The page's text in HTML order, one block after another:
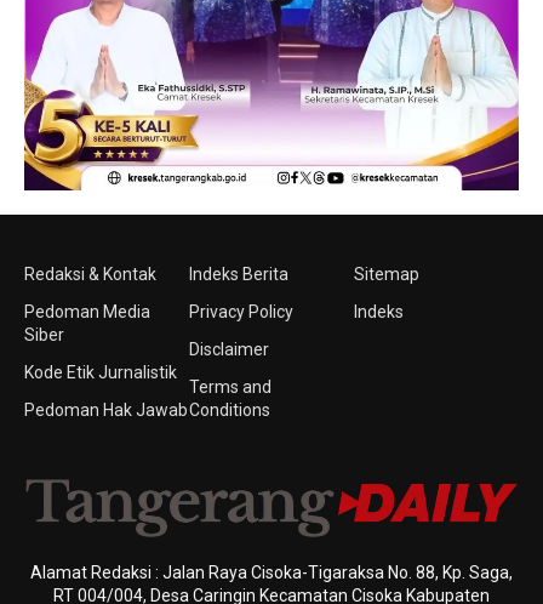
Redaksi & Kontak
Pedoman Media
Siber
Kode Etik Jurnalistik
Pedoman Hak Jawab
Indeks Berita
Privacy Policy
Disclaimer
Terms and
Conditions
Sitemap
Indeks
Alamat Redaksi : Jalan Raya Cisoka-Tigaraksa No. 88, Kp. Saga,
RT 004/004, Desa Caringin Kecamatan Cisoka Kabupaten